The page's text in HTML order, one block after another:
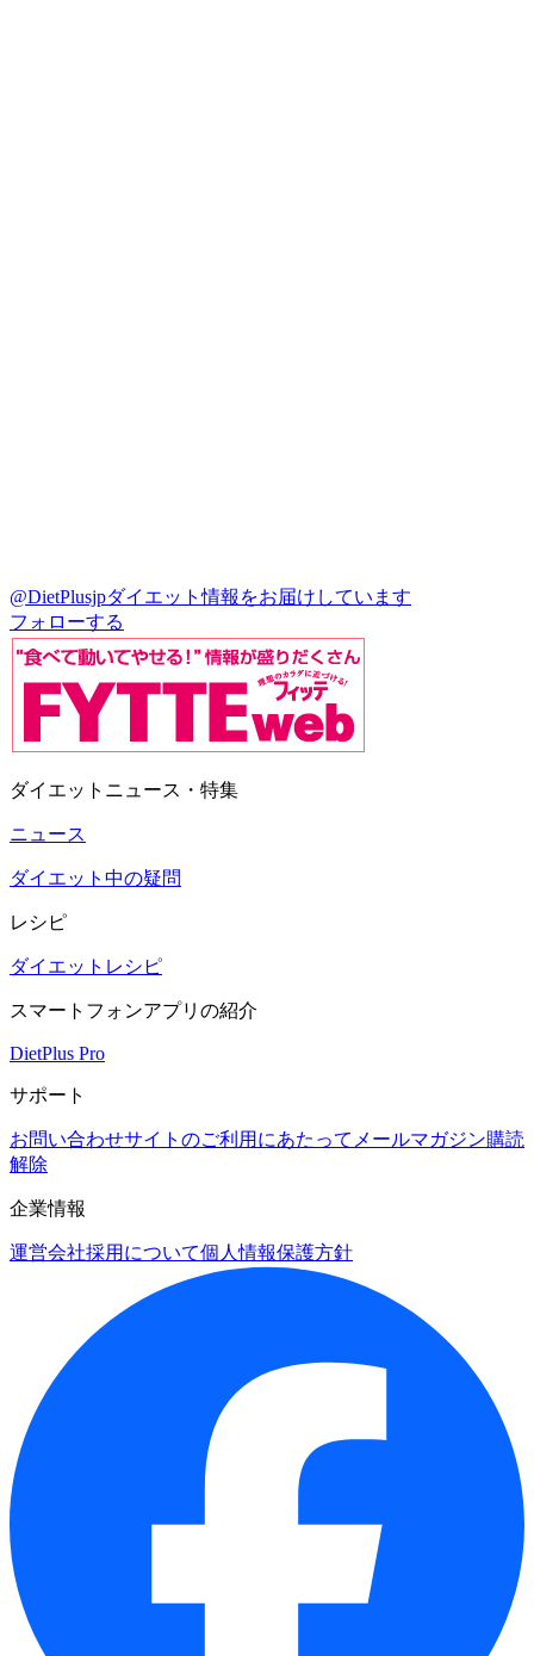
@DietPlusjpダイエット情報をお届けしています
フォローする
ダイエットニュース・特集
ニュース
ダイエット中の疑問
レシピ
ダイエットレシピ
スマートフォンアプリの紹介
DietPlus Pro
サポート
お問い合わせサイトのご利用にあたって メールマガジン購読
解除
企業情報
運営会社採用について個人情報保護方針